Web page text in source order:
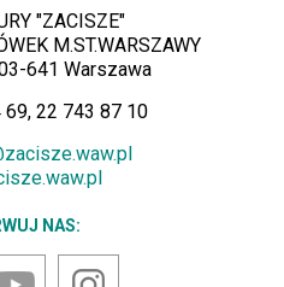
"ZACISZE"
M.ST.WARSZAWY
641 Warszawa
22 743 87 10
NAS: